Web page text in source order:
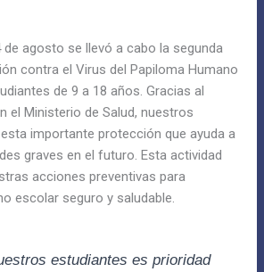
de agosto se llevó a cabo la segunda
contra el Virus del Papiloma Humano
de 9 a 18 años. Gracias al
el Ministerio de Salud, nuestros
importante protección que ayuda a
graves en el futuro. Esta actividad
acciones preventivas para
escolar seguro y saludable.
estudiantes es prioridad